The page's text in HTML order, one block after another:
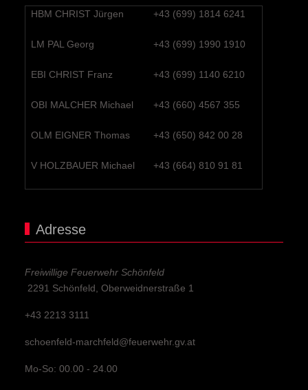
HBM CHRIST Jürgen +43 (699) 1814 6241
LM PAL Georg +43 (699) 1990 1910
EBI CHRIST Franz +43 (699) 1140 6210
OBI MALCHER Michael +43 (660) 4567 355
OLM EIGNER Thomas +43 (650) 842 00 28
V HOLZBAUER Michael +43 (664) 810 91 81
Adresse
Freiwillige Feuerwehr Schönfeld
2291 Schönfeld, Oberweidnerstraße 1
+43 2213 3111
schoenfeld-marchfeld@feuerwehr.gv.at
Mo-So: 00.00 - 24.00